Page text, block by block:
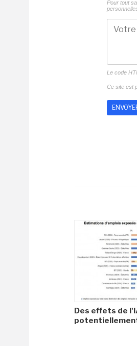
Pour tout
Le code
Ce site est
Des effets de